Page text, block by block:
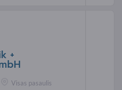
+
Visas pasaulis